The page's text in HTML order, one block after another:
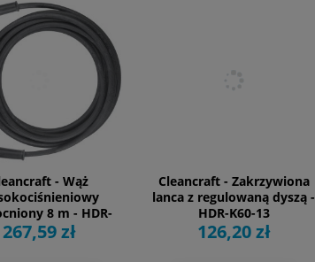
- Wąż
8 m - HDR-
K48-15
267,59 zł
Cleancraft - Zakrzywiona
lanca z regulowaną dyszą -
HDR-K60-13
126,20 zł